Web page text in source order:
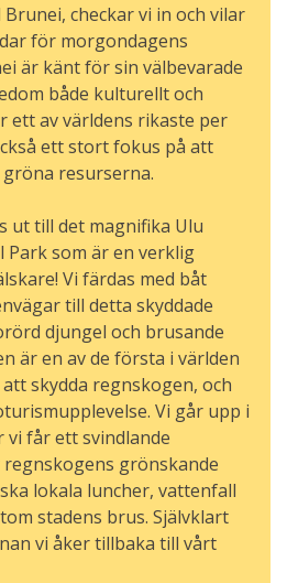
checkar vi in och vilar
för morgondagens
är känt för sin välbevarade
både kulturellt och
ett av världens rikaste per
ett stort fokus på att
resurserna.
ut till det magnifika Ulu
som är en verklig
Vi färdas med båt
till detta skyddade
djungel och brusande
är en av de första i världen
skydda regnskogen, och
Vi går upp i
vi får ett svindlande
grönskande
lokala luncher, vattenfall
stadens brus. Självklart
vi åker tillbaka till vårt